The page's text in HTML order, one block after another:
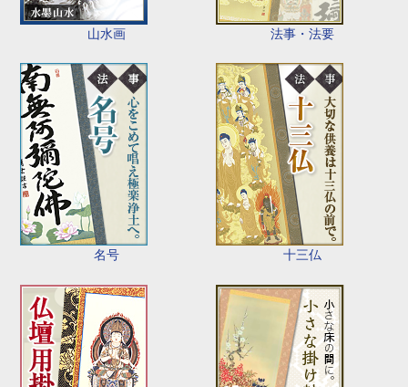
山水画 法事・法要
名号 十三仏